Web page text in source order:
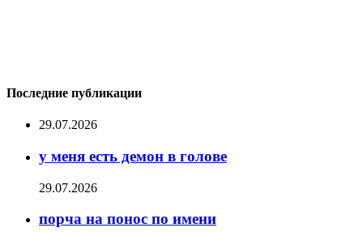
Последние публикации
29.07.2026
у меня есть демон в голове
29.07.2026
порча на понос по имени